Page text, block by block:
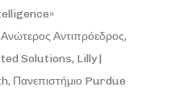
Αντιπρόεδρος,
Solutions, Lilly |
Πανεπιστήμιο Purdue